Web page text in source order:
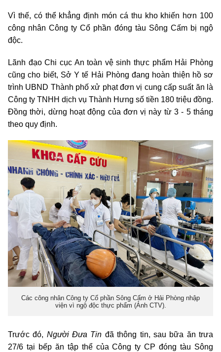
Vì thế, có thể khẳng định món cá thu kho khiến hơn 100
công nhân Công ty Cổ phần đóng tàu Sông Cấm bị ngộ
độc.
Lãnh đạo Chi cục An toàn vệ sinh thực phẩm Hải Phòng
cũng cho biết, Sở Y tế Hải Phòng đang hoàn thiện hồ sơ
trình UBND Thành phố xử phạt đơn vị cung cấp suất ăn là
Công ty TNHH dịch vụ Thành Hưng số tiền 180 triệu đồng.
Đồng thời, dừng hoạt động của đơn vị này từ 3 - 5 tháng
theo quy định.
Các công nhân Công ty Cổ phần Sông Cấm ở Hải Phòng nhập
viện vì ngộ độc thực phẩm (Ảnh CTV).
Trước đó, Người Đưa Tin đã thông tin, sau bữa ăn trưa
27/6 tại bếp ăn tập thể của Công ty CP đóng tàu Sông